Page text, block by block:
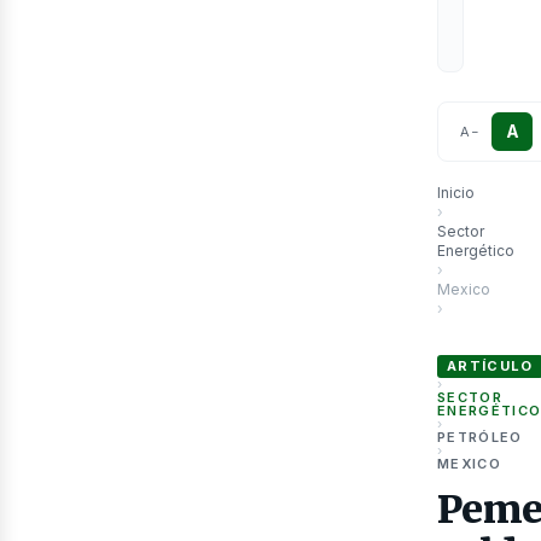
A − A
Inicio
›
Sector
Energético
›
Mexico
›
ARTÍCULO
›
SECTOR
ENERGÉTICO
›
PETRÓLEO
›
MEXICO